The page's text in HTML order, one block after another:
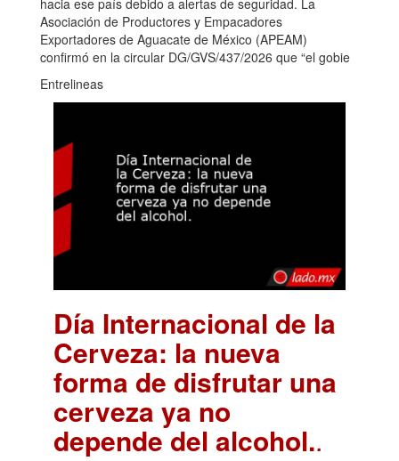
hacia ese país debido a alertas de seguridad. La
Asociación de Productores y Empacadores
Exportadores de Aguacate de México (APEAM)
confirmó en la circular DG/GVS/437/2026 que “el gobie
Entrelineas
Día Internacional de la
Cerveza: la nueva
forma de disfrutar una
cerveza ya no
depende del alcohol..